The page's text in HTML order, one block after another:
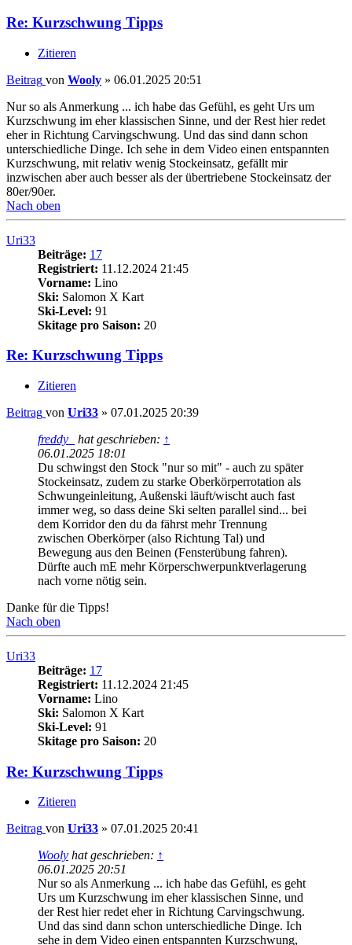
Re: Kurzschwung Tipps
Zitieren
Beitrag von Wooly » 06.01.2025 20:51
Nur so als Anmerkung ... ich habe das Gefühl, es geht Urs um
Kurzschwung im eher klassischen Sinne, und der Rest hier redet
eher in Richtung Carvingschwung. Und das sind dann schon
unterschiedliche Dinge. Ich sehe in dem Video einen entspannten
Kurzschwung, mit relativ wenig Stockeinsatz, gefällt mir
inzwischen aber auch besser als der übertriebene Stockeinsatz der
80er/90er.
Nach oben
Uri33
Beiträge: 17
Registriert: 11.12.2024 21:45
Vorname: Lino
Ski: Salomon X Kart
Ski-Level: 91
Skitage pro Saison: 20
Re: Kurzschwung Tipps
Zitieren
Beitrag von Uri33 » 07.01.2025 20:39
freddy_
hat geschrieben: ↑
06.01.2025 18:01
Du schwingst den Stock "nur so mit" - auch zu später
Stockeinsatz, zudem zu starke Oberkörperrotation als
Schwungeinleitung, Außenski läuft/wischt auch fast
immer weg, so dass deine Ski selten parallel sind... bei
dem Korridor den du da fährst mehr Trennung
zwischen Oberkörper (also Richtung Tal) und
Bewegung aus den Beinen (Fensterübung fahren).
Dürfte auch mE mehr Körperschwerpunktverlagerung
nach vorne nötig sein.
Danke für die Tipps!
Nach oben
Uri33
Beiträge: 17
Registriert: 11.12.2024 21:45
Vorname: Lino
Ski: Salomon X Kart
Ski-Level: 91
Skitage pro Saison: 20
Re: Kurzschwung Tipps
Zitieren
Beitrag von Uri33 » 07.01.2025 20:41
Wooly hat geschrieben: ↑
06.01.2025 20:51
Nur so als Anmerkung ... ich habe das Gefühl, es geht
Urs um Kurzschwung im eher klassischen Sinne, und
der Rest hier redet eher in Richtung Carvingschwung.
Und das sind dann schon unterschiedliche Dinge. Ich
sehe in dem Video einen entspannten Kurzschwung,